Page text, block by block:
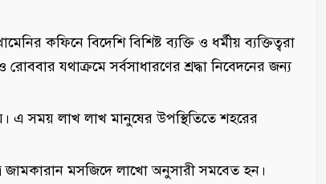
কফিনে বিদেশি বিশিষ্ট ব্যক্তি ও ধর্মীয় ব্যক্তিত্বরা
যথাক্রমে সর্বসাধারণের শ্রদ্ধা নিবেদনের জন্য
এ সময় লাখ লাখ মানুষের উপস্থিতিতে শহরের
জামকারান মসজিদে লাখো অনুসারী সমবেত হন।